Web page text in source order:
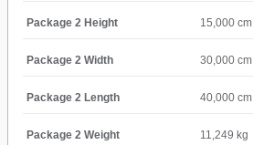
Package 2 Height 15,000 cm
Package 2 Width 30,000 cm
Package 2 Length 40,000 cm
Package 2 Weight 11,249 kg